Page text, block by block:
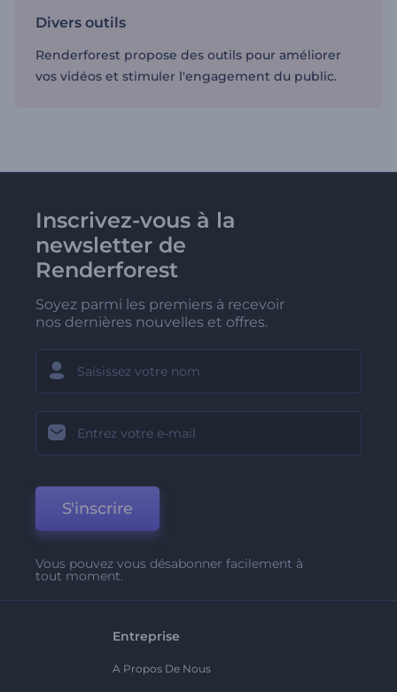
Divers outils
Renderforest propose des outils pour améliorer
vos vidéos et stimuler l'engagement du public.
Inscrivez-vous à la
newsletter de
Renderforest
Soyez parmi les premiers à recevoir
nos dernières nouvelles et offres.
S'inscrire
Vous pouvez vous désabonner facilement à
tout moment.
Entreprise
A Propos De Nous